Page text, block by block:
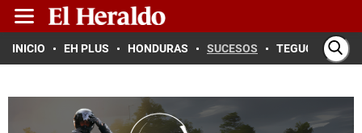
INICIO EH PLUS HONDURAS SUCESOS TEGUCIGALPA